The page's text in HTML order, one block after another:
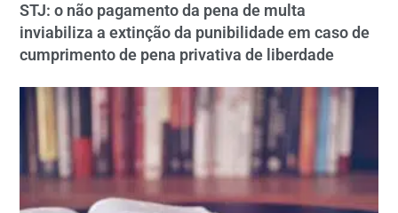
STJ: o não pagamento da pena de multa
inviabiliza a extinção da punibilidade em caso de
cumprimento de pena privativa de liberdade